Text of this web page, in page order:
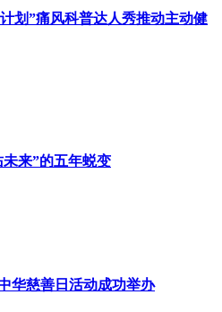
划”痛风科普达人秀推动主动健
来”的五年蜕变
华慈善日活动成功举办